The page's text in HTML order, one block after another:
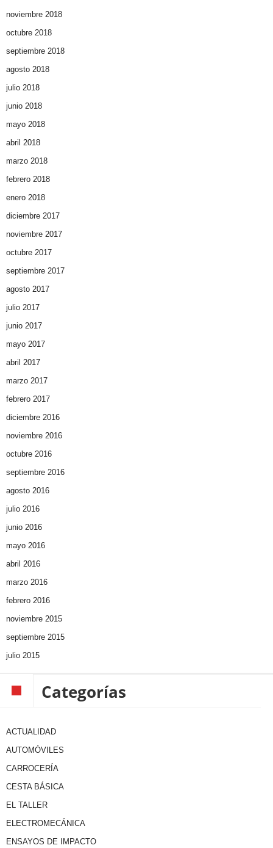
noviembre 2018
octubre 2018
septiembre 2018
agosto 2018
julio 2018
junio 2018
mayo 2018
abril 2018
marzo 2018
febrero 2018
enero 2018
diciembre 2017
noviembre 2017
octubre 2017
septiembre 2017
agosto 2017
julio 2017
junio 2017
mayo 2017
abril 2017
marzo 2017
febrero 2017
diciembre 2016
noviembre 2016
octubre 2016
septiembre 2016
agosto 2016
julio 2016
junio 2016
mayo 2016
abril 2016
marzo 2016
febrero 2016
noviembre 2015
septiembre 2015
julio 2015
Categorías
ACTUALIDAD
AUTOMÓVILES
CARROCERÍA
CESTA BÁSICA
EL TALLER
ELECTROMECÁNICA
ENSAYOS DE IMPACTO